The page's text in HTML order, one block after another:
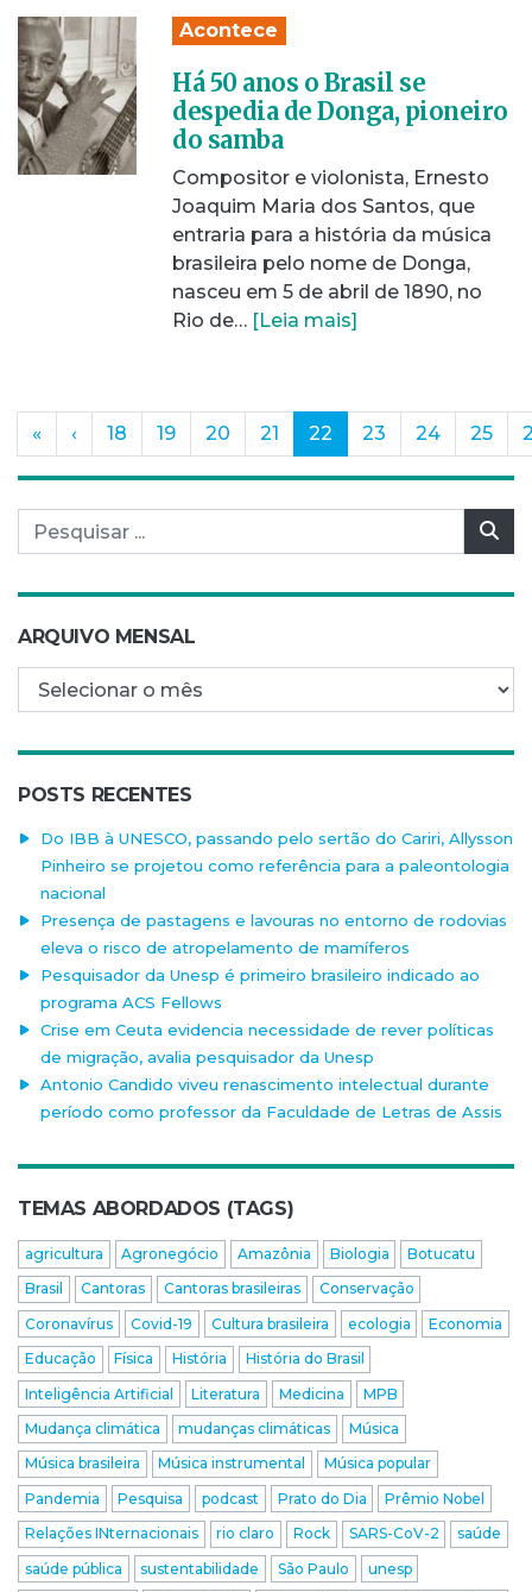
Acontece
Há 50 anos o Brasil se
despedia de Donga, pioneiro
do samba
Compositor e violonista, Ernesto
Joaquim Maria dos Santos, que
entraria para a história da música
brasileira pelo nome de Donga,
nasceu em 5 de abril de 1890, no
Rio de… [Leia mais]
« ‹ 18 19 20 21 22 (current)
23 24 25
Pesquisar por:
ARQUIVO MENSAL
Arquivo mensal
POSTS RECENTES
Do IBB à UNESCO, passando pelo sertão do Cariri, Allysson
Pinheiro se projetou como referência para a paleontologia
nacional
Presença de pastagens e lavouras no entorno de rodovias
eleva o risco de atropelamento de mamíferos
Pesquisador da Unesp é primeiro brasileiro indicado ao
programa ACS Fellows
Crise em Ceuta evidencia necessidade de rever políticas
de migração, avalia pesquisador da Unesp
Antonio Candido viveu renascimento intelectual durante
período como professor da Faculdade de Letras de Assis
TEMAS ABORDADOS (TAGS)
agricultura Agronegócio Amazônia Biologia
Botucatu
Brasil
Cantoras Cantoras brasileiras
Conservação
Coronavírus
Covid-19 Cultura brasileira ecologia
Economia
Educação
Física História
História do Brasil
Inteligência Artificial
Literatura Medicina
MPB
Mudança climática
mudanças climáticas
Música
Música brasileira
Música instrumental
Música popular
Pandemia
Pesquisa podcast Prato do Dia
Prêmio Nobel
Relações INternacionais
rio claro Rock SARS-CoV-2
saúde
saúde pública
sustentabilidade São Paulo
unesp